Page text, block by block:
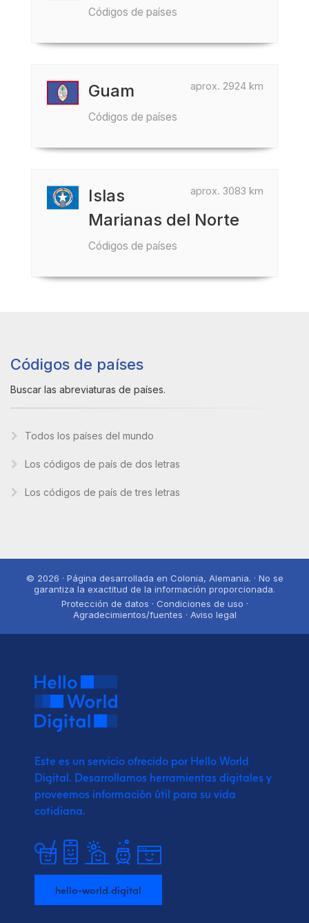
Códigos de países
aprox. 2924 km
Guam
Códigos de países
aprox. 3083 km
Islas
Marianas del Norte
Códigos de países
Códigos de países
Buscar las abreviaturas de países.
Todos los países del mundo
Los códigos de país de dos letras
Los códigos de país de tres letras
© 2026 · Página desarrollada en Colonia, Alemania. · No se
garantiza la exactitud de la información proporcionada.
Protección de datos · Condiciones de uso ·
Agradecimientos/fuentes · Aviso legal
Este es un servicio ofrecido por Hello World
Digital. Desarrollamos herramientas digitales y
proveemos información útil para su vida
cotidiana.
hello-world.digital